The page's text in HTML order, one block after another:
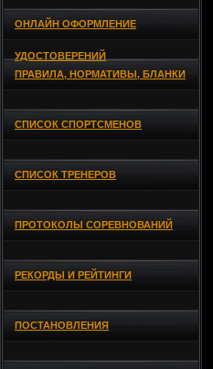
ОНЛАЙН ОФОРМЛЕНИЕ
УДОСТОВЕРЕНИЙ
ПРАВИЛА, НОРМАТИВЫ, БЛАНКИ
СПИСОК СПОРТСМЕНОВ
СПИСОК ТРЕНЕРОВ
ПРОТОКОЛЫ СОРЕВНОВАНИЙ
РЕКОРДЫ И РЕЙТИНГИ
ПОСТАНОВЛЕНИЯ